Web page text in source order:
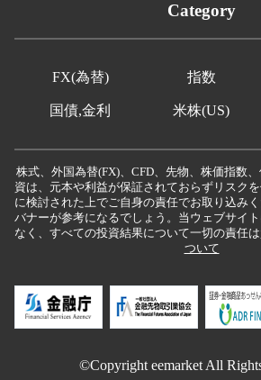
Category
FX(為替) 指数
国債,金利 米株(US)
株式、外国為替(FX)、CFD、先物、株価指数
資は、元本や利益が保証されておらずリスク
に検討された上でご自身の責任でお取り込み
バナーが参考になるでしょう。当ウェブサイ
なく、すべての投資結果について一切の責任は
ついて
©Copyright eemarket All